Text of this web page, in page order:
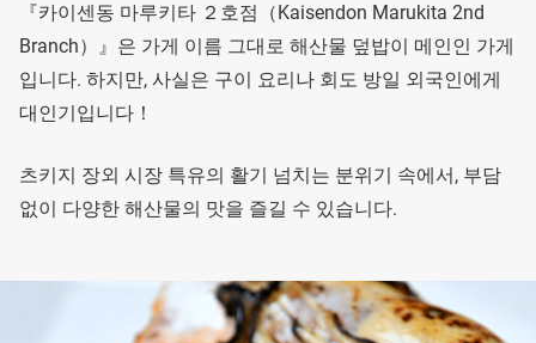
『카이센동 마루키타 ２호점（Kaisendon Marukita 2nd
Branch）』은 가게 이름 그대로 해산물 덮밥이 메인인 가게
입니다. 하지만, 사실은 구이 요리나 회도 방일 외국인에게
대인기입니다！
츠키지 장외 시장 특유의 활기 넘치는 분위기 속에서, 부담
없이 다양한 해산물의 맛을 즐길 수 있습니다.